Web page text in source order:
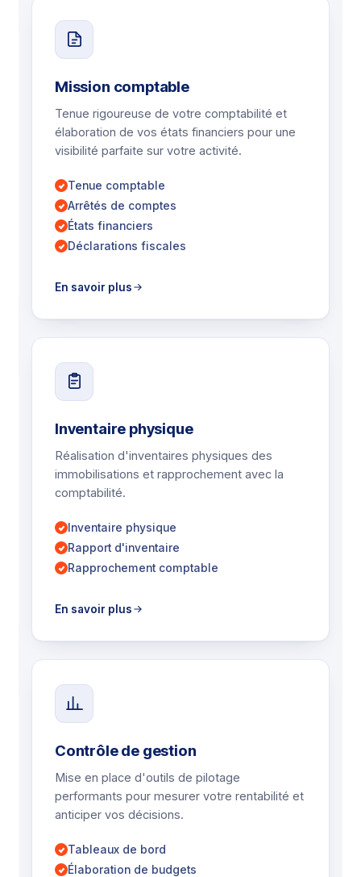
Mission comptable
Tenue rigoureuse de votre comptabilité et
élaboration de vos états financiers pour une
visibilité parfaite sur votre activité.
Tenue comptable
Arrêtés de comptes
États financiers
Déclarations fiscales
En savoir plus
Inventaire physique
Réalisation d'inventaires physiques des
immobilisations et rapprochement avec la
comptabilité.
Inventaire physique
Rapport d'inventaire
Rapprochement comptable
En savoir plus
Contrôle de gestion
Mise en place d'outils de pilotage
performants pour mesurer votre rentabilité et
anticiper vos décisions.
Tableaux de bord
Élaboration de budgets